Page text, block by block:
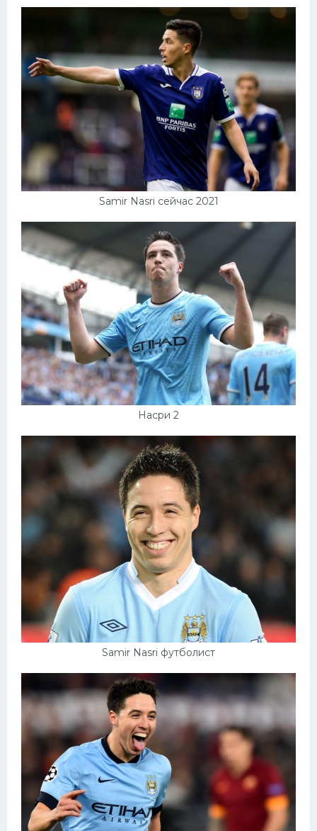
Samir Nasri сейчас 2021
Насри 2
Samir Nasri футболист